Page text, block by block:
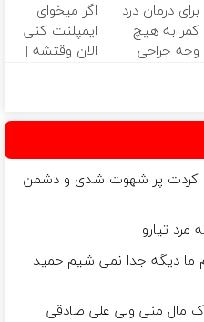
برای درمان درد
کمر به هیچ
وجه جراحی
اگر میخوای
ایمپلنت کنی
الان وقتشه |
کردت پر شهوت شدی و دشمن
مرد تیارو
ما دیگه جدا نمی شیم حمید
مال منی ولی علی صادقی